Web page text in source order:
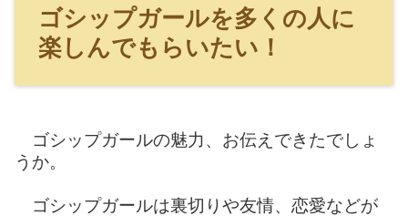
ゴシップガールを多くの人に
楽しんでもらいたい！
ゴシップガールの魅力、お伝えできたでしょ
うか。
ゴシップガールは裏切りや友情、恋愛などが